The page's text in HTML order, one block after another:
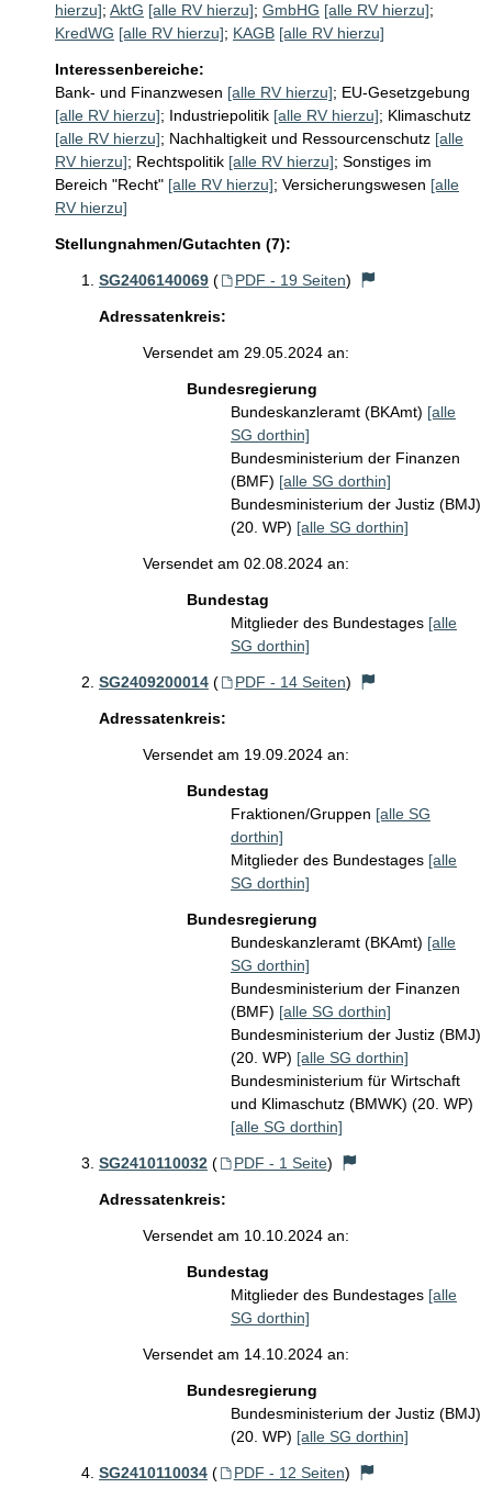
hierzu]; AktG [alle RV hierzu]; GmbHG [alle RV hierzu];
KredWG [alle RV hierzu]; KAGB [alle RV hierzu]
Interessenbereiche:
Bank- und Finanzwesen [alle RV hierzu]; EU-Gesetzgebung
[alle RV hierzu]; Industriepolitik [alle RV hierzu]; Klimaschutz
[alle RV hierzu]; Nachhaltigkeit und Ressourcenschutz [alle
RV hierzu]; Rechtspolitik [alle RV hierzu]; Sonstiges im
Bereich "Recht" [alle RV hierzu]; Versicherungswesen [alle
RV hierzu]
Stellungnahmen/Gutachten (7):
SG2406140069 ( PDF - 19 Seiten)
Adressatenkreis:
Versendet am 29.05.2024 an:
Bundesregierung
Bundeskanzleramt (BKAmt) [alle
SG dorthin]
Bundesministerium der Finanzen
(BMF) [alle SG dorthin]
Bundesministerium der Justiz (BMJ)
(20. WP) [alle SG dorthin]
Versendet am 02.08.2024 an:
Bundestag
Mitglieder des Bundestages [alle
SG dorthin]
SG2409200014 ( PDF - 14 Seiten)
Adressatenkreis:
Versendet am 19.09.2024 an:
Bundestag
Fraktionen/Gruppen [alle SG
dorthin]
Mitglieder des Bundestages [alle
SG dorthin]
Bundesregierung
Bundeskanzleramt (BKAmt) [alle
SG dorthin]
Bundesministerium der Finanzen
(BMF) [alle SG dorthin]
Bundesministerium der Justiz (BMJ)
(20. WP) [alle SG dorthin]
Bundesministerium für Wirtschaft
und Klimaschutz (BMWK) (20. WP)
[alle SG dorthin]
SG2410110032 ( PDF - 1 Seite)
Adressatenkreis:
Versendet am 10.10.2024 an:
Bundestag
Mitglieder des Bundestages [alle
SG dorthin]
Versendet am 14.10.2024 an:
Bundesregierung
Bundesministerium der Justiz (BMJ)
(20. WP) [alle SG dorthin]
SG2410110034 ( PDF - 12 Seiten)